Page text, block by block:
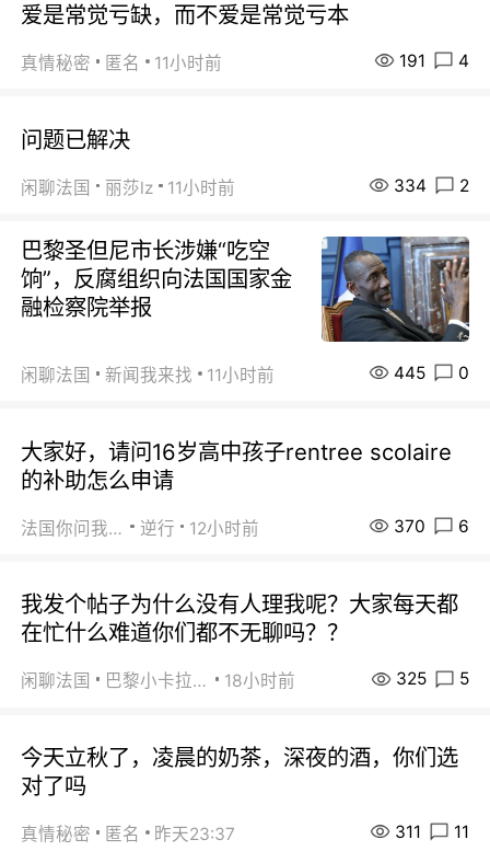
爱是常觉亏缺，而不爱是常觉亏本
真情秘密 匿名 11小时前 191 4
问题已解决
闲聊法国 丽莎lz 11小时前 334 2
巴黎圣但尼市长涉嫌“吃空
饷”，反腐组织向法国国家金
融检察院举报
闲聊法国 新闻我来找 11小时前 445 0
大家好，请问16岁高中孩子rentree scolaire
的补助怎么申请
法国你问我答 逆行 12小时前 370 6
我发个帖子为什么没有人理我呢？大家每天都
在忙什么难道你们都不无聊吗？？
闲聊法国 巴黎小卡拉咪 18小时前 325 5
今天立秋了，凌晨的奶茶，深夜的酒，你们选
对了吗
真情秘密 匿名 昨天23:37 311 11